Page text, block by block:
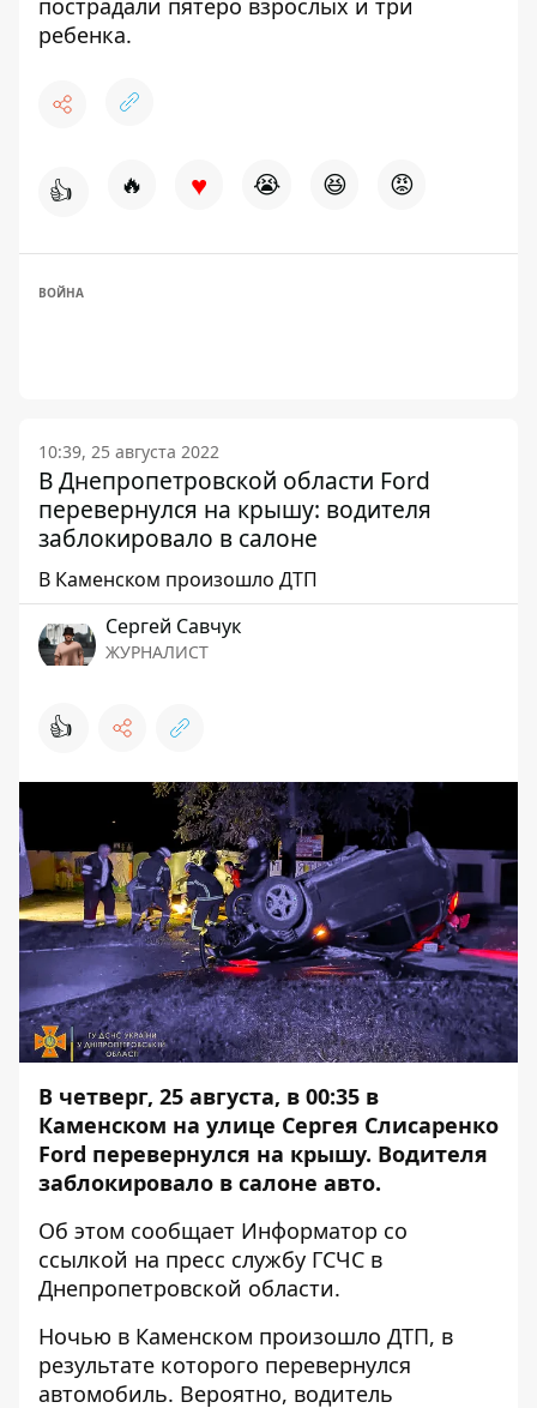
ребенка.
👍 🔥 ♥ 😭 😆 😡
ВОЙНА
10:39, 25 августа 2022
В Днепропетровской области Ford
перевернулся на крышу: водителя
заблокировало в салоне
В Каменском произошло ДТП
Сергей Савчук
ЖУРНАЛИСТ
👍
В четверг, 25 августа, в 00:35 в
Каменском на улице Сергея Слисаренко
Ford перевернулся на крышу. Водителя
заблокировало в салоне авто.
Об этом сообщает Информатор со
ссылкой на пресс службу ГСЧС в
Днепропетровской области.
Ночью в Каменском произошло ДТП, в
результате которого перевернулся
автомобиль. Вероятно, водитель